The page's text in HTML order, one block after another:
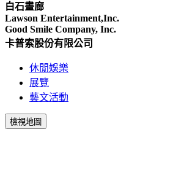
白石畫廊
Lawson Entertainment,Inc.
Good Smile Company, Inc.
卡普索股份有限公司
休閒娛樂
展覽
藝文活動
檢視地圖